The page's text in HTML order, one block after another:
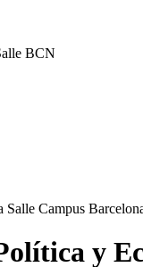
BCN
y